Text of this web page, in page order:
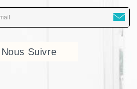
Nous Suivre